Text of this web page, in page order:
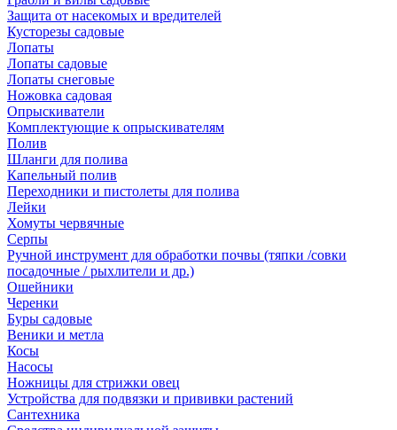
Защита от насекомых и вредителей
Кусторезы садовые
Лопаты
Лопаты садовые
Лопаты снеговые
Ножовка садовая
Опрыскиватели
Комплектующие к опрыскивателям
Полив
Шланги для полива
Капельный полив
Переходники и пистолеты для полива
Лейки
Хомуты червячные
Серпы
Ручной инструмент для обработки почвы (тяпки /совки
посадочные / рыхлители и др.)
Ошейники
Черенки
Буры садовые
Веники и метла
Косы
Насосы
Ножницы для стрижки овец
Устройства для подвязки и прививки растений
Сантехника